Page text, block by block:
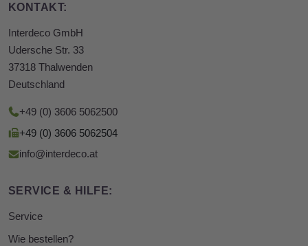
KONTAKT:
Interdeco GmbH
Udersche Str. 33
37318 Thalwenden
Deutschland
+49 (0) 3606 5062500
+49 (0) 3606 5062504
info@interdeco.at
SERVICE & HILFE:
Service
Wie bestellen?